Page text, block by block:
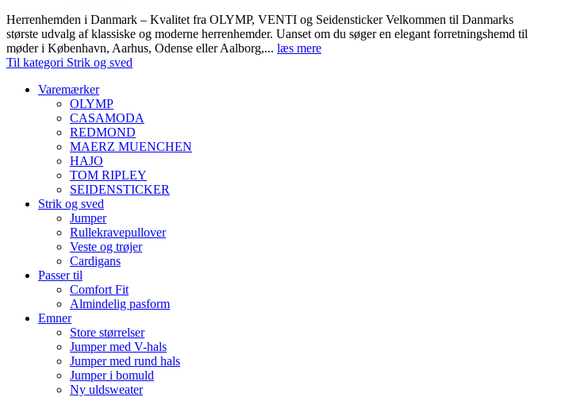
Herrenhemden i Danmark – Kvalitet fra OLYMP, VENTI og Seidensticker Velkommen til Danmarks
største udvalg af klassiske og moderne herrenhemder. Uanset om du søger en elegant forretningshemd til
møder i København, Aarhus, Odense eller Aalborg,... læs mere
Til kategori Strik og sved
Varemærker
OLYMP
CASAMODA
REDMOND
MAERZ MUENCHEN
HAJO
TOM RIPLEY
SEIDENSTICKER
Strik og sved
Jumper
Rullekravepullover
Veste og trøjer
Cardigans
Passer til
Comfort Fit
Almindelig pasform
Emner
Store størrelser
Jumper med V-hals
Jumper med rund hals
Jumper i bomuld
Ny uldsweater